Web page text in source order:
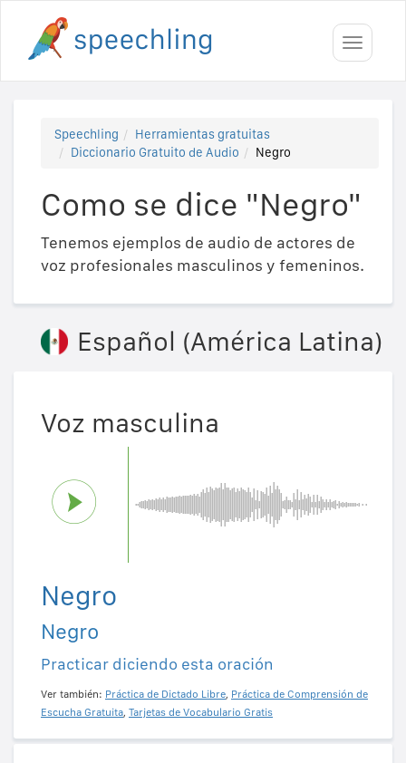
Toggle
Speechling
Herramientas gratuitas
Diccionario Gratuito de Audio
Negro
Como se dice "Negro"
Tenemos ejemplos de audio de actores de
voz profesionales masculinos y femeninos.
Español (América Latina)
Voz masculina
Negro
Negro
Practicar diciendo esta oración
Ver también: Práctica de Dictado Libre, Práctica de Comprensión de
Escucha Gratuita, Tarjetas de Vocabulario Gratis